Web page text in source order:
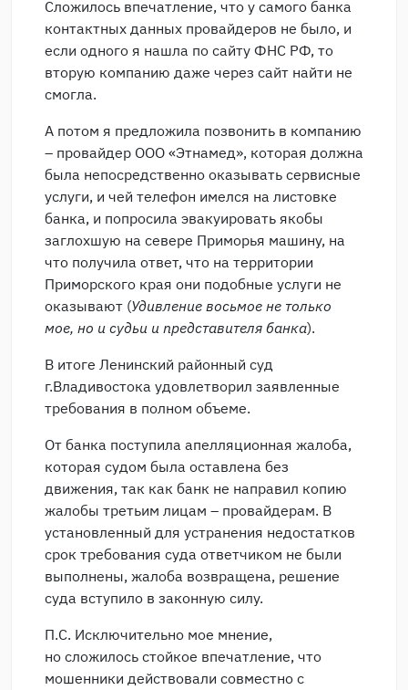
Сложилось впечатление, что у самого банка
контактных данных провайдеров не было, и
если одного я нашла по сайту ФНС РФ, то
вторую компанию даже через сайт найти не
смогла.
А потом я предложила позвонить в компанию
– провайдер ООО «Этнамед», которая должна
была непосредственно оказывать сервисные
услуги, и чей телефон имелся на листовке
банка, и попросила эвакуировать якобы
заглохшую на севере Приморья машину, на
что получила ответ, что на территории
Приморского края они подобные услуги не
оказывают (Удивление восьмое не только
мое, но и судьи и представителя банка).
В итоге Ленинский районный суд
г.Владивостока удовлетворил заявленные
требования в полном объеме.
От банка поступила апелляционная жалоба,
которая судом была оставлена без
движения, так как банк не направил копию
жалобы третьим лицам – провайдерам. В
установленный для устранения недостатков
срок требования суда ответчиком не были
выполнены, жалоба возвращена, решение
суда вступило в законную силу.
П.С. Исключительно мое мнение,
но сложилось стойкое впечатление, что
мошенники действовали совместно с